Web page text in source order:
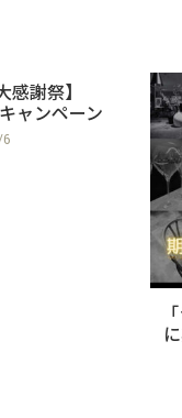
感謝祭】
ャンペーン